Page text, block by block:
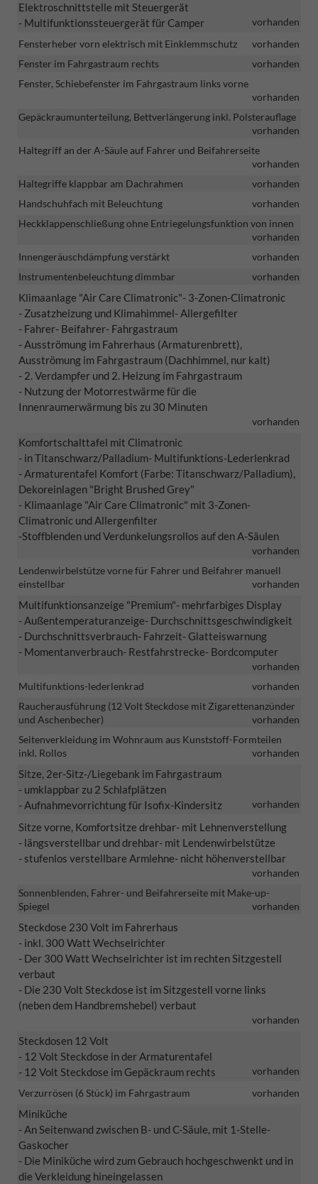
Elektroschnittstelle mit Steuergerät
- Multifunktionssteuergerät für Camper
vorhanden
Fensterheber vorn elektrisch mit Einklemmschutz
vorhanden
Fenster im Fahrgastraum rechts
vorhanden
Fenster, Schiebefenster im Fahrgastraum links vorne
vorhanden
Gepäckraumunterteilung, Bettverlängerung inkl. Polsterauflage
vorhanden
Haltegriff an der A-Säule auf Fahrer und Beifahrerseite
vorhanden
Haltegriffe klappbar am Dachrahmen
vorhanden
Handschuhfach mit Beleuchtung
vorhanden
Heckklappenschließung ohne Entriegelungsfunktion von innen
vorhanden
Innengeräuschdämpfung verstärkt
vorhanden
Instrumentenbeleuchtung dimmbar
vorhanden
Klimaanlage "Air Care Climatronic"- 3-Zonen-Climatronic
- Zusatzheizung und Klimahimmel- Allergefilter
- Fahrer- Beifahrer- Fahrgastraum
- Ausströmung im Fahrerhaus (Armaturenbrett),
Ausströmung im Fahrgastraum (Dachhimmel, nur kalt)
- 2. Verdampfer und 2. Heizung im Fahrgastraum
- Nutzung der Motorrestwärme für die
Innenraumerwärmung bis zu 30 Minuten
vorhanden
Komfortschalttafel mit Climatronic
- in Titanschwarz/Palladium- Multifunktions-Lederlenkrad
- Armaturentafel Komfort (Farbe: Titanschwarz/Palladium),
Dekoreinlagen "Bright Brushed Grey"
- Klimaanlage "Air Care Climatronic" mit 3-Zonen-
Climatronic und Allergenfilter
-Stoffblenden und Verdunkelungsrollos auf den A-Säulen
vorhanden
Lendenwirbelstütze vorne für Fahrer und Beifahrer manuell
einstellbar
vorhanden
Multifunktionsanzeige "Premium"- mehrfarbiges Display
- Außentemperaturanzeige- Durchschnittsgeschwindigkeit
- Durchschnittsverbrauch- Fahrzeit- Glatteiswarnung
- Momentanverbrauch- Restfahrstrecke- Bordcomputer
vorhanden
Multifunktions-lederlenkrad
vorhanden
Raucherausführung (12 Volt Steckdose mit Zigarettenanzünder
und Aschenbecher)
vorhanden
Seitenverkleidung im Wohnraum aus Kunststoff-Formteilen
inkl. Rollos
vorhanden
Sitze, 2er-Sitz-/Liegebank im Fahrgastraum
- umklappbar zu 2 Schlafplätzen
- Aufnahmevorrichtung für Isofix-Kindersitz
vorhanden
Sitze vorne, Komfortsitze drehbar- mit Lehnenverstellung
- längsverstellbar und drehbar- mit Lendenwirbelstütze
- stufenlos verstellbare Armlehne- nicht höhenverstellbar
vorhanden
Sonnenblenden, Fahrer- und Beifahrerseite mit Make-up-
Spiegel
vorhanden
Steckdose 230 Volt im Fahrerhaus
- inkl. 300 Watt Wechselrichter
- Der 300 Watt Wechselrichter ist im rechten Sitzgestell
verbaut
- Die 230 Volt Steckdose ist im Sitzgestell vorne links
(neben dem Handbremshebel) verbaut
vorhanden
Steckdosen 12 Volt
- 12 Volt Steckdose in der Armaturentafel
- 12 Volt Steckdose im Gepäckraum rechts
vorhanden
Verzurrösen (6 Stück) im Fahrgastraum
vorhanden
Miniküche
- An Seitenwand zwischen B- und C-Säule, mit 1-Stelle-
Gaskocher
- Die Miniküche wird zum Gebrauch hochgeschwenkt und in
die Verkleidung hineingelassen